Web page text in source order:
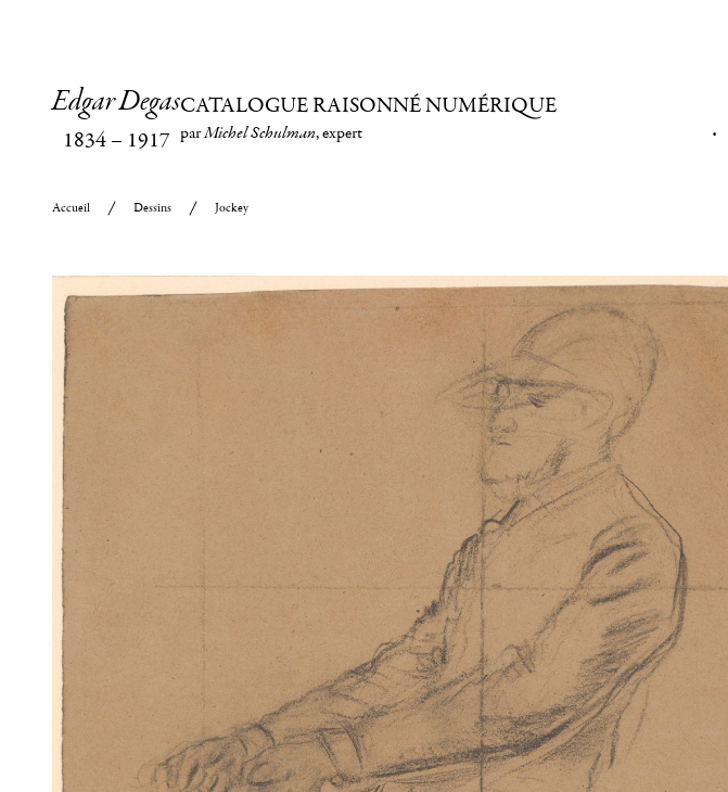
Edgar Degas
1834– 1917
CATALOGUE RAISONNÉ NUMÉRIQUE
parMichel Schulman, expert
Accueil Dessins Jockey